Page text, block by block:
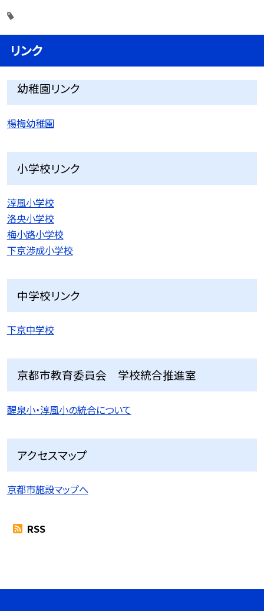
リンク
幼稚園リンク
楊梅幼稚園
小学校リンク
淳風小学校
洛央小学校
梅小路小学校
下京渉成小学校
中学校リンク
下京中学校
京都市教育委員会 学校統合推進室
醒泉小・淳風小の統合について
アクセスマップ
京都市施設マップへ
RSS